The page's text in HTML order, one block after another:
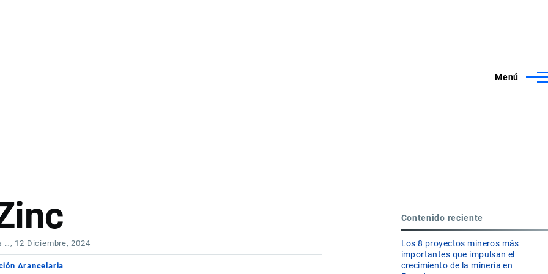
Menú
…, 12 Diciembre, 2024
Arancelaria
Contenido reciente
Los 8 proyectos mineros más
importantes que impulsan el
crecimiento de la minería en